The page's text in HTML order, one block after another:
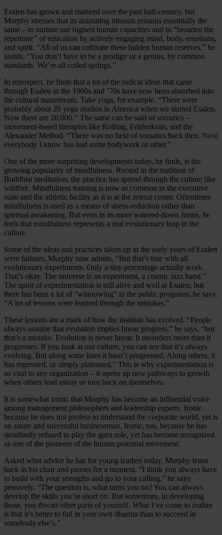
Esalen has grown and matured over the past half-century, but
Murphy stresses that its animating mission remains essentially the
same – to nurture our highest human capacities and to “broaden the
repertoire” of education by actively engaging mind, body, emotions,
and spirit. “All of us can cultivate these hidden human reserves,” he
insists. “You don’t have to be a prodigy or a genius, by common
standards. We’re all coiled springs.”
In retrospect, he finds that a lot of the radical ideas that came
through Esalen in the 1960s and ’70s have now been absorbed into
the cultural mainstream. Take yoga, for example. “There were
probably about 20 yoga studios in America when we started Esalen.
Now there are 20,000.” The same can be said of somatics –
movement-based therapies like Rolfing, Feldenkrais, and the
Alexander Method. “There was no field of somatics back then. Now
everybody I know has had some bodywork or other.”
One of the more surprising developments today, he finds, is the
growing popularity of mindfulness. Rooted in the tradition of
Buddhist meditation, the practice has spread through the culture like
wildfire. Mindfulness training is now as common in the executive
suite and the athletic facility as it is at the retreat center. Oftentimes
mindfulness is used as a means of stress-reduction rather than
spiritual awakening. But even in its more watered-down forms, he
feels that mindfulness represents a real evolutionary leap in the
culture.
Some of the ideas and practices taken up in the early years of Esalen
were failures, Murphy now admits. “But that’s true with all
evolutionary experiments. Only a tiny percentage actually work.
That’s okay. The universe is an experiment, a cosmic jazz band.”
The spirit of experimentation is still alive and well at Esalen, but
there has been a lot of “winnowing” in the public programs, he says.
“A lot of lessons were learned through the mistakes.”
These lessons are a mark of how the institute has evolved. “People
always assume that evolution implies linear progress,” he says, “but
that’s a mistake. Evolution is never linear. It meanders more than it
progresses. If you look at our culture, you can see that it’s always
evolving. But along some lines it hasn’t progressed. Along others, it
has regressed, or simply plateaued.” This is why experimentation is
so vital to any organization – it opens up new pathways to growth
when others lead astray or turn back on themselves.
It is somewhat ironic that Murphy has become an influential voice
among management philosophers and leadership experts. Ironic
because he does not profess to understand the corporate world, yet is
an astute and successful businessman. Ironic, too, because he has
steadfastly refused to play the guru role, yet has become recognized
as one of the pioneers of the human potential movement.
Asked what advice he has for young leaders today, Murphy leans
back in his chair and pauses for a moment. “I think you always have
to build with your strengths and go to your calling,” he says
pensively. “The question is, what turns you on? You can always
develop the skills you’re short on. But sometimes, in developing
those, you thwart other parts of yourself. What I’ve come to realize
is that it’s better to fail in your own dharma than to succeed in
somebody else’s.”